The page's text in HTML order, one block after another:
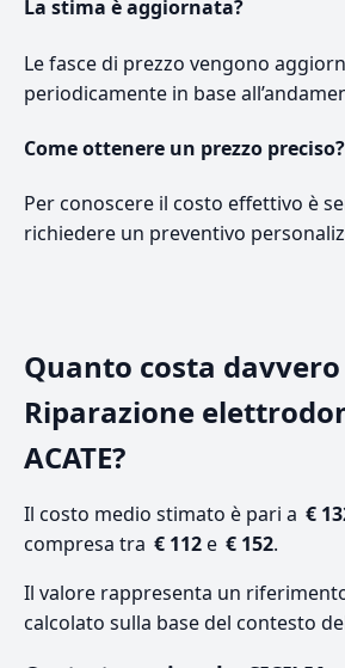
La stima è aggiornata?
Le fasce di prezzo vengono
periodicamente in base
Come ottenere un prezzo preciso?
Per conoscere il costo effettivo è
richiedere un preventivo
Quanto costa davvero
Riparazione
ACATE?
Il costo medio stimato è pari a €
compresa tra € 112e € 152.
Il valore rappresenta un
calcolato sulla base del contesto